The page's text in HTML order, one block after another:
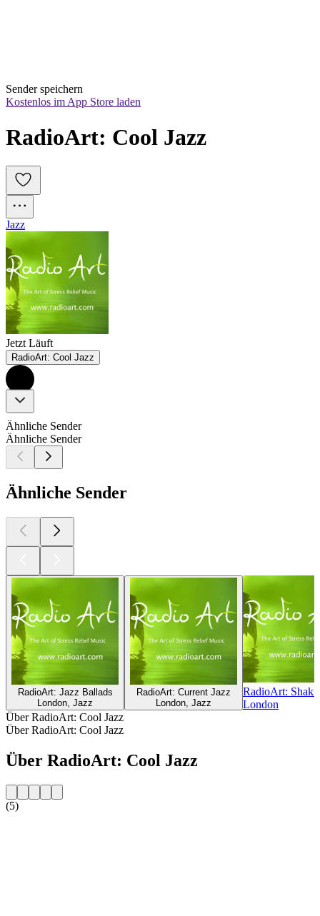
Sender speichern
Kostenlos im App Store laden
RadioArt: Cool Jazz
Jazz
Jetzt Läuft
RadioArt: Cool Jazz
Ähnliche Sender
Ähnliche Sender
Ähnliche Sender
RadioArt: Jazz Ballads
London, Jazz
RadioArt: Current Jazz
London, Jazz
RadioArt:
London
Über RadioArt: Cool Jazz
Über RadioArt: Cool Jazz
Über RadioArt: Cool Jazz
(5)